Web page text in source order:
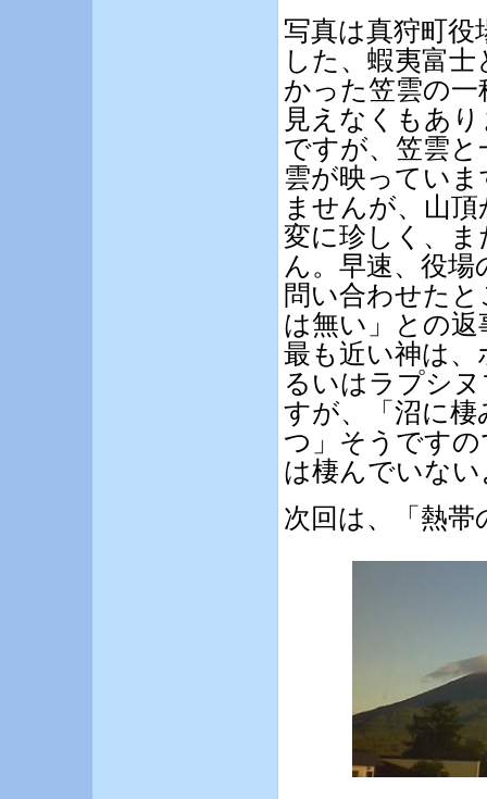
写真は真狩町
した、蝦夷富
かった笠雲の
見えなくもあ
ですが、笠雲
雲が映ってい
ませんが、山
変に珍しく、
ん。早速、役
問い合わせた
は無い」との
最も近い神は
るいはラプシ
すが、「沼に棲
つ」そうです
は棲んでいな
次回は、「熱帯